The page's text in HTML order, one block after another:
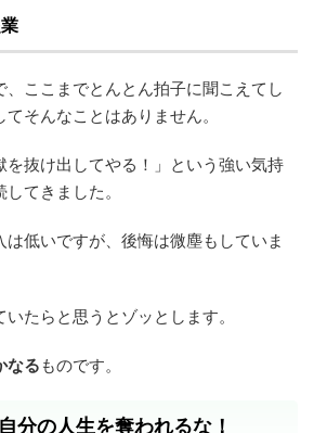
ここまでとんとん拍子に聞こえてし
そんなことはありません。
を抜け出してやる！」という強い気持
てきました。
低いですが、後悔は微塵もしていま
たらと思うとゾッとします。
なる ものです。
分の人生を奪われるな！